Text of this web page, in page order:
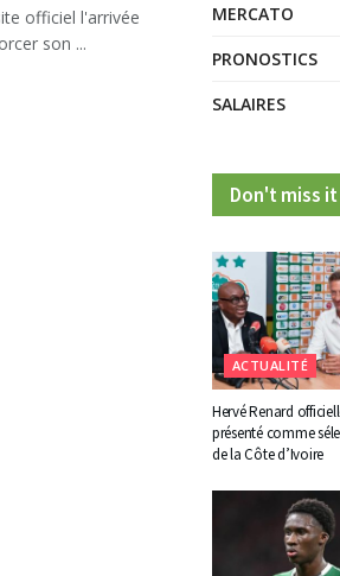
officiel l'arrivée
son ...
MERCATO
PRONOSTICS
SALAIRES
Don't miss it
ACTUALITÉ
Hervé Renard
présenté comme
de la Côte d’Ivoire